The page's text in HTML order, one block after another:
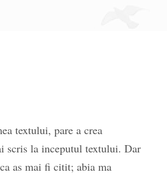
textului, pare a crea
scris la inceputul textului. Dar
as mai fi citit; abia ma